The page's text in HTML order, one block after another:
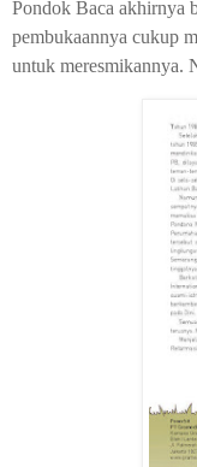
Pondok Baca akhirnya
pembukaannya cukup
untuk meresmikannya.